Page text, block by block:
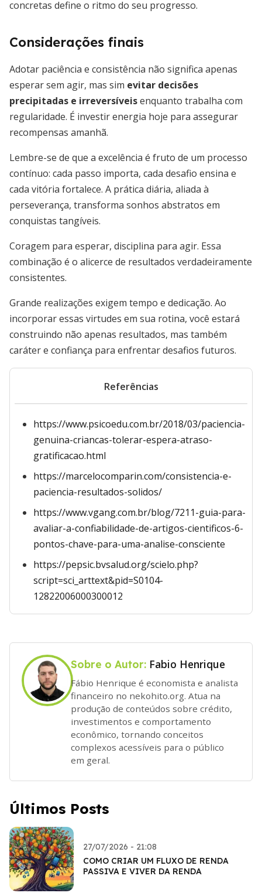
concretas define o ritmo do seu progresso.
Considerações finais
Adotar paciência e consistência não significa apenas
esperar sem agir, mas sim evitar decisões
precipitadas e irreversíveisenquanto trabalha com
regularidade. É investir energia hoje para assegurar
recompensas amanhã.
Lembre-se de que a excelência é fruto de um processo
contínuo: cada passo importa, cada desafio ensina e
cada vitória fortalece. A prática diária, aliada à
perseverança, transforma sonhos abstratos em
conquistas tangíveis.
Coragem para esperar, disciplina para agir. Essa
combinação é o alicerce de resultados verdadeiramente
consistentes.
Grande realizações exigem tempo e dedicação. Ao
incorporar essas virtudes em sua rotina, você estará
construindo não apenas resultados, mas também
caráter e confiança para enfrentar desafios futuros.
Referências
https://www.psicoedu.com.br/2018/03/paciencia-
genuina-criancas-tolerar-espera-atraso-
gratificacao.html
https://marcelocomparin.com/consistencia-e-
paciencia-resultados-solidos/
https://www.vgang.com.br/blog/7211-guia-para-
avaliar-a-confiabilidade-de-artigos-cientificos-6-
pontos-chave-para-uma-analise-consciente
https://pepsic.bvsalud.org/scielo.php?
script=sci_arttext&pid=S0104-
12822006000300012
Sobre o Autor: Fabio Henrique
Fábio Henrique é economista e analista
financeiro no nekohito.org. Atua na
produção de conteúdos sobre crédito,
investimentos e comportamento
econômico, tornando conceitos
complexos acessíveis para o público
em geral.
Últimos Posts
27/07/2026 - 21:08
COMO CRIAR UM FLUXO DE RENDA
PASSIVA E VIVER DA RENDA